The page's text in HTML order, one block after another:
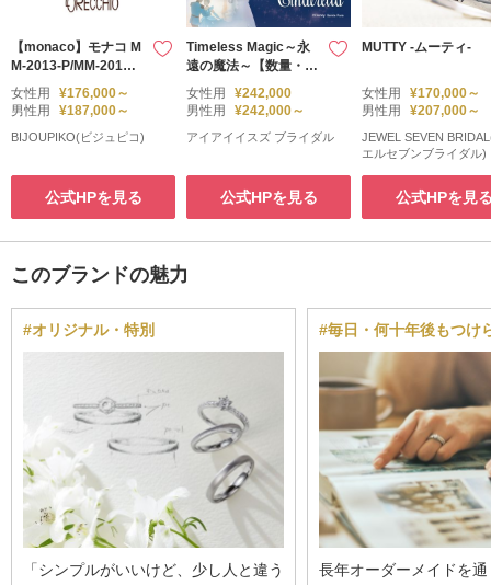
【monaco】モナコ M
M‐2013‐P/MM‐2014‐
P
女性用
¥176,000～
男性用
¥187,000～
BIJOUPIKO(ビジュピコ)
公式HPを見る
Timeless Magic～永
遠の魔法～【数量・期
間限定】
女性用
¥242,000
男性用
¥242,000～
アイアイイスズ ブライダル
公式HPを見る
MUTTY -ムーティ-
女性用
¥170,000～
男性用
¥207,000～
JEWEL SEVEN
エルセブンブライダル)
公式HPを見
このブランドの魅力
#オリジナル・特別
「シンプルがいいけど、少し人と違う
#毎日・何十年後もつけ
長年オーダーメイドを